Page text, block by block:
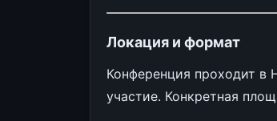
Локация и формат
Конференция проходит
участие. Конкретная